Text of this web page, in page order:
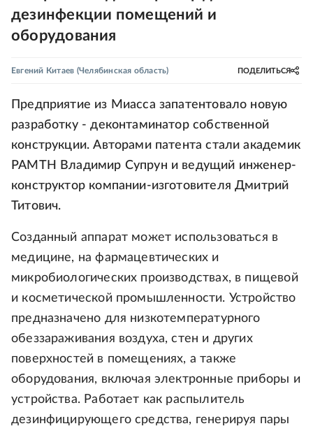
дезинфекции помещений и
оборудования
Евгений Китаев (Челябинская область) ПОДЕЛИТЬСЯ
Предприятие из Миасса запатентовало новую
разработку - деконтаминатор собственной
конструкции. Авторами патента стали академик
РАМТН Владимир Супрун и ведущий инженер-
конструктор компании-изготовителя Дмитрий
Титович.
Созданный аппарат может использоваться в
медицине, на фармацевтических и
микробиологических производствах, в пищевой
и косметической промышленности. Устройство
предназначено для низкотемпературного
обеззараживания воздуха, стен и других
поверхностей в помещениях, а также
оборудования, включая электронные приборы и
устройства. Работает как распылитель
дезинфицирующего средства, генерируя пары